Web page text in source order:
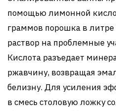
помощью лимонной
граммов порошка в
раствор на проблемные
Кислота разъедает
ржавчину, возвращая
белизну. Для усиления
в смесь столовую ложку